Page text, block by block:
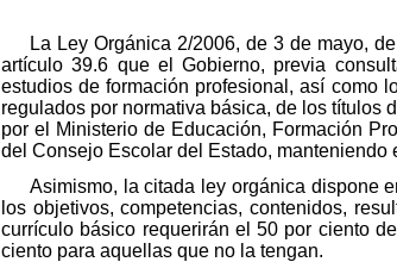
La Ley Orgánica 2/2006, de 3 de mayo,
artículo 39.6 que el Gobierno, previa
estudios de formación profesional, así como
regulados por normativa básica, de los títulos
por el Ministerio de Educación, Formación
del Consejo Escolar del Estado,
Asimismo, la citada ley orgánica dispone
los objetivos, competencias, contenidos,
currículo básico requerirán el 50 por ciento
ciento para aquellas que no la tengan.